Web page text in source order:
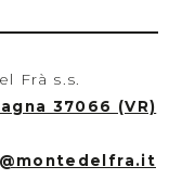
Frà s.s.
37066 (VR)
@montedelfra.it